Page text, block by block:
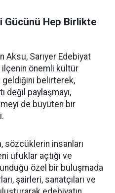
Gücünü Hep Birlikte
Aksu, Sarıyer Edebiyat
ilçenin önemli kültür
geldiğini belirterek,
değil paylaşmayı,
de büyüten bir
sözcüklerin insanları
ufuklar açtığı ve
özel bir buluşmada
şairleri, sanatçıları ve